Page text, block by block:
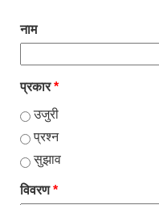
नाम
प्रकार*
उजुरी
प्रश्न
सुझाव
विवरण*